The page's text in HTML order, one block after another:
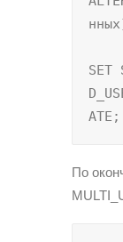
SET
ATE;
По